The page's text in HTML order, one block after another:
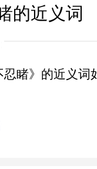
的近义词
睹》的近义词